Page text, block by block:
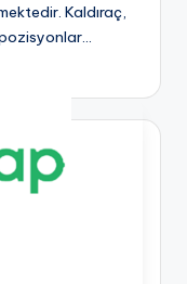
Kaldıraç,